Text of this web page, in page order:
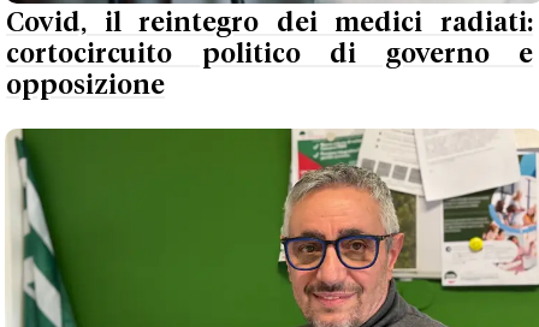
Covid, il reintegro dei medici radiati:
cortocircuito politico di governo e
opposizione